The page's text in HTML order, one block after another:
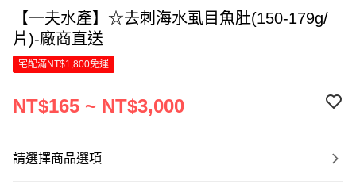
【一夫水產】☆去刺海水虱目魚肚(150-179g/
片)-廠商直送
宅配滿NT$1,800免運
NT$165 ~ NT$3,000
請選擇商品選項